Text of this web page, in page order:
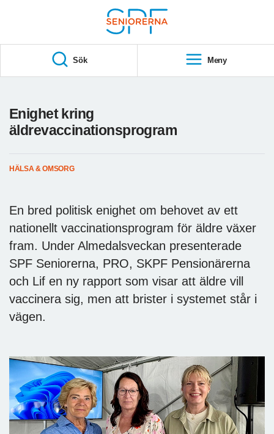
S
A
Sök Meny
Enighet kring
äldrevaccinationsprogram
HÄLSA & OMSORG
En bred politisk enighet om behovet av ett
nationellt vaccinationsprogram för äldre växer
fram. Under Almedalsveckan presenterade
SPF Seniorerna, PRO, SKPF Pensionärerna
och Lif en ny rapport som visar att äldre vill
vaccinera sig, men att brister i systemet står i
vägen.